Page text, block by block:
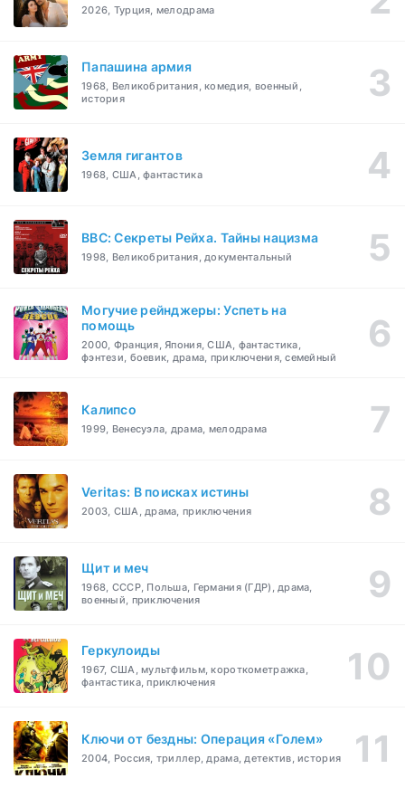
2026, Турция, мелодрама
Папашина армия
1968, Великобритания, комедия, военный,
история
Земля гигантов
1968, США, фантастика
BBC: Секреты Рейха. Тайны нацизма
1998, Великобритания, документальный
Могучие рейнджеры: Успеть на
помощь
2000, Франция, Япония, США, фантастика,
фэнтези, боевик, драма, приключения, семейный
Калипсо
1999, Венесуэла, драма, мелодрама
Veritas: В поисках истины
2003, США, драма, приключения
Щит и меч
1968, СССР, Польша, Германия (ГДР), драма,
военный, приключения
Геркулоиды
1967, США, мультфильм, короткометражка,
фантастика, приключения
Ключи от бездны: Операция «Голем»
2004, Россия, триллер, драма, детектив, история